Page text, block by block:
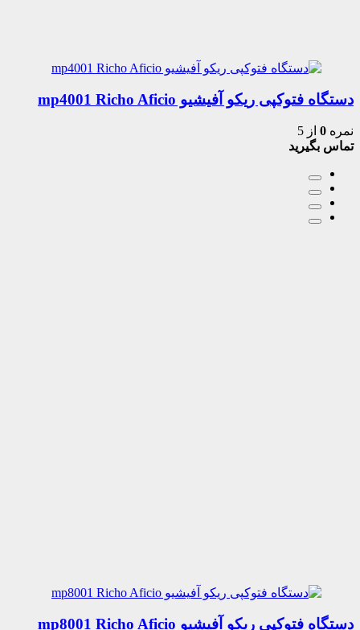
دستگاه فتوکپی ریکو آفیشیو mp4001 Richo Aficio
نمره 0 از 5
تماس بگیرید
دستگاه فتوکپی ریکو آفیشیو mp8001 Richo Aficio